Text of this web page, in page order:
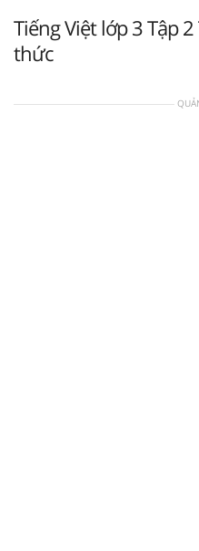
Tiếng Việt lớp 3 Tập
thức